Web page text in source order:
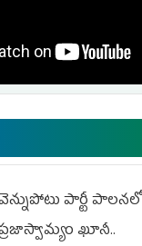
పార్టీ పాలనలో
ఖూనీ..